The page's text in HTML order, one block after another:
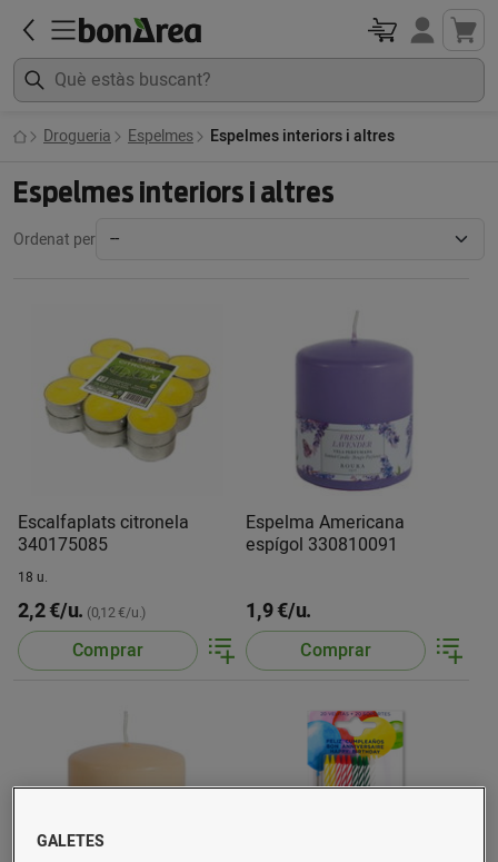
Drogueria Espelmes Espelmes interiors i altres
Espelmes interiors i altres
Ordenat per
Escalfaplats citronela
340175085
18 u.
2,2 €/u. (0,12 €/u.)
Comprar
Espelma Americana
espígol 330810091
1,9 €/u.
Comprar
GALETES